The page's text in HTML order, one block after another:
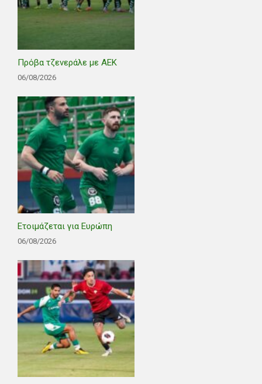
Πρόβα τζενεράλε με ΑΕΚ
06/08/2026
Ετοιμάζεται για Ευρώπη
06/08/2026